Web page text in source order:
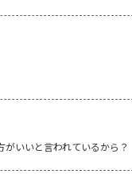
いいと言われているから？